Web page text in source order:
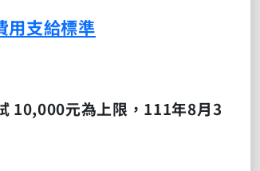
用支給標準
10,000元為上限， 111年8月3